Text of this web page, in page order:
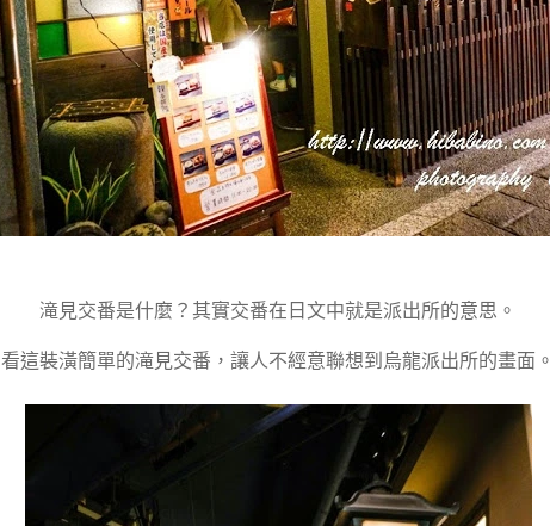
滝見交番是什麼？其實交番在日文中就是派出所的意思。
看這裝潢簡單的滝見交番，讓人不經意聯想到烏龍派出所的畫面。